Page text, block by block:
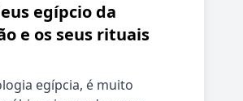
egípcio da
e os seus rituais
egípcia, é muito